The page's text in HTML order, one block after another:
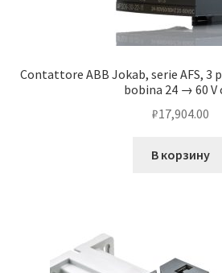
Услуги альпинистов при
кондиционеров
Чистка кондиционеров
Contattore ABB Jokab, serie AFS, 3
bobina 24 → 60 V
₽17,904.00
В корзину